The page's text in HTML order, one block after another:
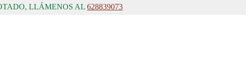
LLÁMENOS AL 628839073